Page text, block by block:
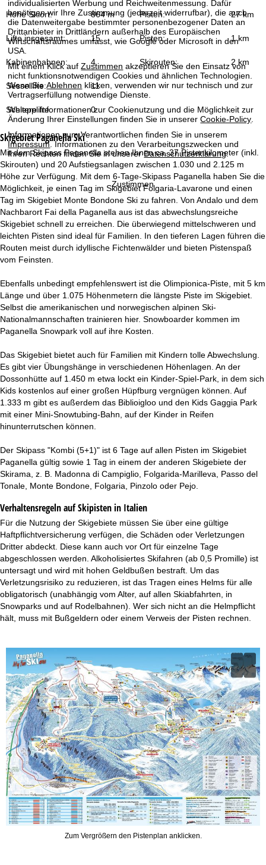
individualisierten Werbung und Reichweitenmessung. Dafür
benötigen wir Ihre Zustimmung (jederzeit widerrufbar), die auch
die Datenweitergabe bestimmter personenbezogener Daten an
Drittanbieter in Drittländern außerhalb des Europäischen
Wirtschaftsraumes umfasst, wie Google oder Microsoft in den
USA.
Mit einem Klick aufZustimmen akzeptieren Sie den Einsatz von
nicht funktionsnotwendigen Cookies und ähnlichen Technologien.
Wenn SieAblehnen klicken, verwenden wir nur technisch und zur
Vertragserfüllung notwendige Dienste.
Weitere Informationen zur Cookienutzung und die Möglichkeit zur
Änderung Ihrer Einstellungen finden Sie in unsererCookie-Policy
Informationen zum Verantwortlichen finden Sie in unserem
Impressum. Informationen zu den Verarbeitungszwecken und
Ihren Rechten finden Sie in unsererDatenschutzerklärung.
Zustimmen
e
i
t
e
Höhe Skiort: 864 m Pisten: 27 km
Lifte insgesamt: 15 Pisten: 1 km
Kabinenbahnen: 4 Skirouten: 2 km
Sessellifte: 11
Schlepplifte: 0
SkigebietPaganella Ski
Mit dem Skipass Paganella stehen Ihnen ca. 37 Pistenkilometer (inkl.
Skirouten) und 20 Aufstiegsanlagen zwischen 1.030 und 2.125 m
Höhe zur Verfügung. Mit dem 6-Tage-Skipass Paganella haben Sie die
Möglichkeit, je einen Tag im Skigebiet Folgaria-Lavarone und einen
Tag im Skigebiet Monte Bondone Ski zu fahren. Von Andalo und dem
Nachbarort Fai della Paganella aus ist das abwechslungsreiche
Skigebiet schnell zu erreichen. Die überwiegend mittelschweren und
leichten Pisten sind ideal für Familien. In den tieferen Lagen führen die
Routen meist durch idyllische Fichtenwälder und bieten Pistenspaß
vom Feinsten.
Ebenfalls unbedingt empfehlenswert ist die Olimpionica-Piste, mit 5 km
Länge und über 1.075 Höhenmetern die längste Piste im Skigebiet.
Selbst die amerikanischen und norwegischen alpinen Ski-
Nationalmannschaften trainieren hier. Snowboarder kommen im
Paganella Snowpark voll auf ihre Kosten.
Das Skigebiet bietet auch für Familien mit Kindern tolle Abwechslung.
Es gibt vier Übungshänge in verschiedenen Höhenlagen. An der
Dossonhütte auf 1.450 m etwa lockt ein Kinder-Spiel-Park, in dem sich
Kids kostenlos auf einer großen Hüpfburg vergnügen können. Auf
1.333 m gibt es außerdem das Biblioigloo und den Kids Gaggia Park
mit einer Mini-Snowtubing-Bahn, auf der Kinder in Reifen
hinunterrutschen können.
Der Skipass "Kombi (5+1)" ist 6 Tage auf allen Pisten im Skigebiet
Paganella gültig sowie 1 Tag in einem der anderen Skigebiete der
Skirama, z. B. Madonna di Campiglio, Folgarida-Marilleva, Passo del
Tonale, Monte Bondone, Folgaria, Pinzolo oder Pejo.
Verhaltensregeln auf Skipisten in Italien
Für die Nutzung der Skigebiete müssen Sie über eine gültige
Haftpflichtversicherung verfügen, die Schäden oder Verletzungen
Dritter abdeckt. Diese kann auch vor Ort für einzelne Tage
abgeschlossen werden. Alkoholisiertes Skifahren (ab 0,5 Promille) ist
untersagt und wird mit hohen Geldbußen bestraft. Um das
Verletzungsrisiko zu reduzieren, ist das Tragen eines Helms für alle
obligatorisch (unabhängig vom Alter, auf allen Skiabfahrten, in
Snowparks und auf Rodelbahnen). Wer sich nicht an die Helmpflicht
hält, muss mit Bußgeldern oder einem Verweis der Pisten rechnen.
Zum Vergrößern den Pistenplan anklicken.